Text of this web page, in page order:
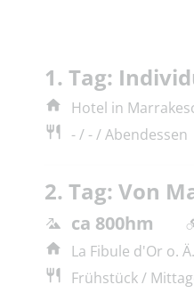
1. Tag:
Hotel in
- / - / Abendessen
2. Tag: Von
ca 800hm
La Fibule d'Or o. Ä.
Frühstück /